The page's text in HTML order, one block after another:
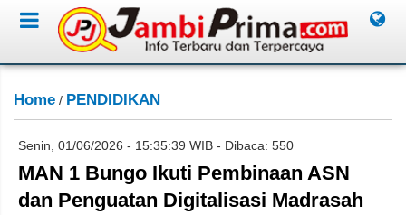
Home / PENDIDIKAN
Senin, 01/06/2026 - 15:35:39 WIB - Dibaca: 550
MAN 1 Bungo Ikuti Pembinaan ASN
dan Penguatan Digitalisasi Madrasah